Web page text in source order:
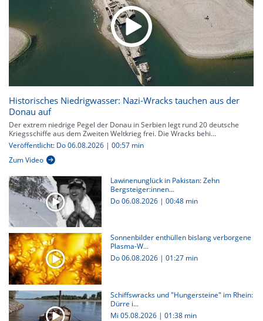
Historisches Niedrigwasser: Nazi-Wracks tauchen aus der
Donau auf
Der extrem niedrige Pegel der Donau in Serbien legt rund 20 deutsche
Kriegsschiffe aus dem Zweiten Weltkrieg frei. Die Wracks behi...
Veröffentlicht: Do 06.08.2026 | 00:57 min
Zum Video
Lawinenunglück in Pakistan: Zehn
Bergsteiger:innen...
Do 06.08.2026 | 00:48 min
Sonnenbilder enthüllen bislang verborgene
Plasma-W...
Do 06.08.2026 | 01:27 min
Schiffswracks und "Hungersteine" im Rhein:
Dürre i...
Mi 05.08.2026 | 01:38 min